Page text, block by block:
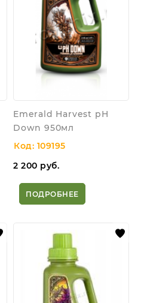
Emerald Harvest pH
Down 950мл
Код: 109195
2 200 руб.
ПОДРОБНЕЕ